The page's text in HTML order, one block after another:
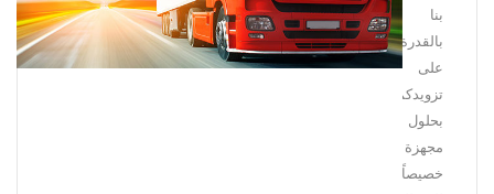
بنا
بالقدرة
على
تزويدكم
بحلول
مجهزة
خصيصاً